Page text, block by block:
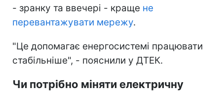
- зранку та ввечері - краще не
перевантажувати мережу.
"Це допомагає енергосистемі працювати
стабільніше", - пояснили у ДТЕК.
Чи потрібно міняти електричну